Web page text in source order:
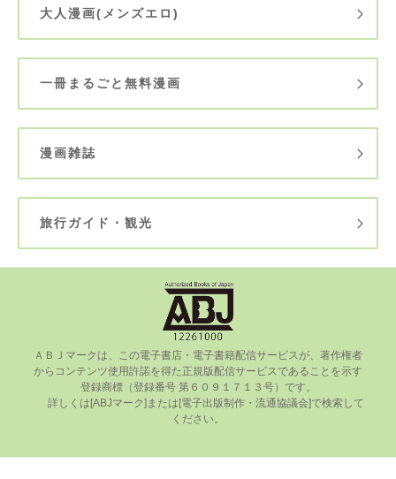
大人漫画(メンズエロ)
一冊まるごと無料漫画
漫画雑誌
旅行ガイド・観光
ＡＢＪマークは、この電⼦書店・電⼦書籍配信サービスが、著作権者
からコンテンツ使⽤許諾を得た正規版配信サービスであることを⽰す
登録商標（登録番号 第６０９１７１３号）です。
ください。